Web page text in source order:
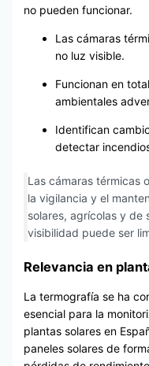
no pueden funcionar.
Las cámaras
no luz visible.
Funcionan en
ambientales
Identifican
detectar
Las cámaras térmicas
la vigilancia y el
solares, agrícolas y de
visibilidad puede ser
Relevancia en
La termografía se ha
esencial para la
plantas solares en
paneles solares de